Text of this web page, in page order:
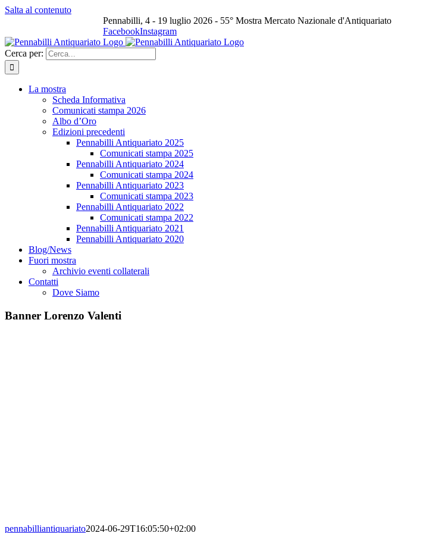
Salta al contenuto
Pennabilli, 4 - 19 luglio 2026 - 55° Mostra Mercato Nazionale d'Antiquariato
FacebookInstagram
Cerca per:
La mostra
Scheda Informativa
Comunicati stampa 2026
Albo d’Oro
Edizioni precedenti
Pennabilli Antiquariato 2025
Comunicati stampa 2025
Pennabilli Antiquariato 2024
Comunicati stampa 2024
Pennabilli Antiquariato 2023
Comunicati stampa 2023
Pennabilli Antiquariato 2022
Comunicati stampa 2022
Pennabilli Antiquariato 2021
Pennabilli Antiquariato 2020
Blog/News
Fuori mostra
Archivio eventi collaterali
Contatti
Dove Siamo
Banner Lorenzo Valenti
pennabilliantiquariato2024-06-29T16:05:50+02:00